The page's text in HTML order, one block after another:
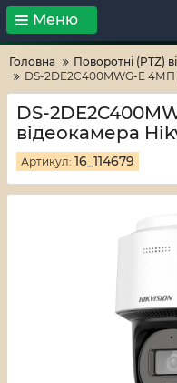
Тільки
Меню
Головна
Поворотні (PTZ)
DS-2DE2C400MWG-E 4МП
DS-
відеокамера
Артикул: 16_114679